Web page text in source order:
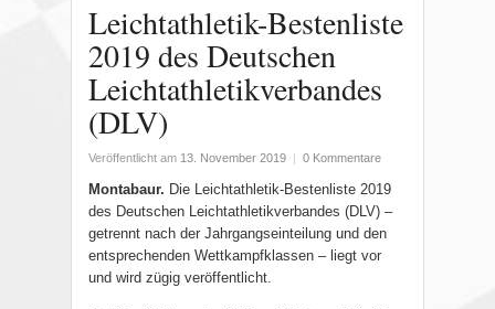
Leichtathletik-Bestenliste
2019 des Deutschen
Leichtathletikverbandes
(DLV)
Veröffentlicht am 13. November 2019 0 Kommentare
Montabaur. Die Leichtathletik-Bestenliste 2019
des Deutschen Leichtathletikverbandes (DLV) –
getrennt nach der Jahrgangseinteilung und den
entsprechenden Wettkampfklassen – liegt vor
und wird zügig veröffentlicht.